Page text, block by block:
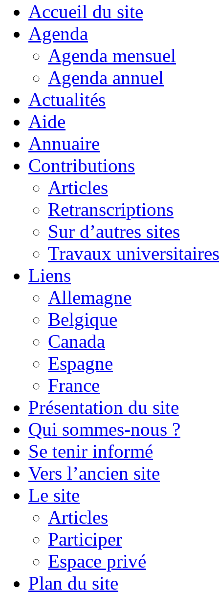
Accueil du site
Agenda
Agenda mensuel
Agenda annuel
Actualités
Aide
Annuaire
Contributions
Articles
Retranscriptions
Sur d’autres sites
Travaux universitaires
Liens
Allemagne
Belgique
Canada
Espagne
France
Présentation du site
Qui sommes-nous ?
Se tenir informé
Vers l’ancien site
Le site
Articles
Participer
Espace privé
Plan du site